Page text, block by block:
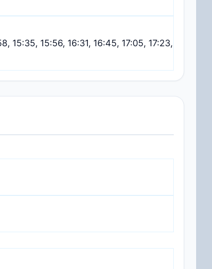
15:35, 15:56, 16:31, 16:45, 17:05, 17:23,